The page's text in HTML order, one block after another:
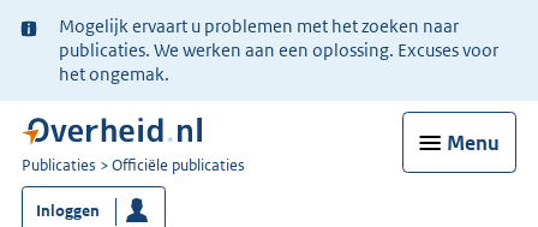
Ter
informatie:
Mogelijk ervaart u problemen met het zoeken naar
publicaties. We werken aan een oplossing. Excuses voor
het ongemak.
Menu
U
bent
nu
Publicaties Officiële publicaties
Inloggen